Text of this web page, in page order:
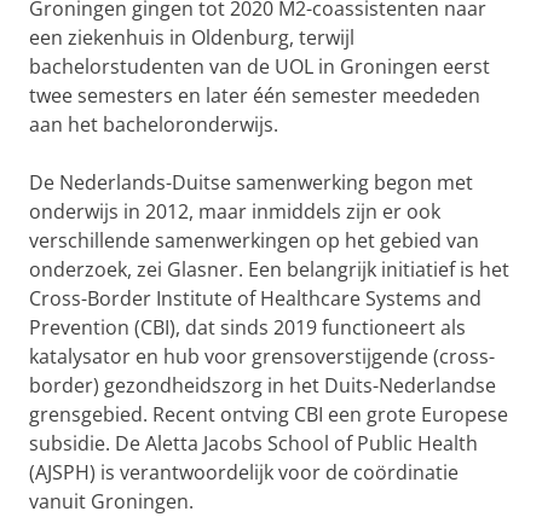
Groningen gingen tot 2020 M2-coassistenten naar
een ziekenhuis in Oldenburg, terwijl
bachelorstudenten van de UOL in Groningen eerst
twee semesters en later één semester meededen
aan het bacheloronderwijs.
De Nederlands-Duitse samenwerking begon met
onderwijs in 2012, maar inmiddels zijn er ook
verschillende samenwerkingen op het gebied van
onderzoek, zei Glasner. Een belangrijk initiatief is het
Cross-Border Institute of Healthcare Systems and
Prevention (CBI), dat sinds 2019 functioneert als
katalysator en hub voor grensoverstijgende (cross-
border) gezondheidszorg in het Duits-Nederlandse
grensgebied. Recent ontving CBI een grote Europese
subsidie. De Aletta Jacobs School of Public Health
(AJSPH) is verantwoordelijk voor de coördinatie
vanuit Groningen.